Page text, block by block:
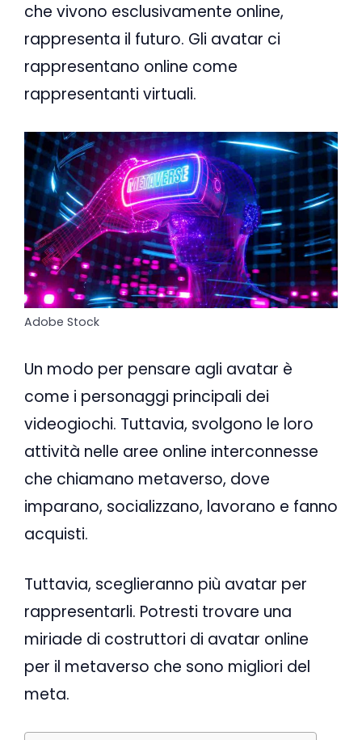
che vivono esclusivamente online,
rappresenta il futuro. Gli avatar ci
rappresentano online come
rappresentanti virtuali.
Adobe Stock
Un modo per pensare agli avatar è
come i personaggi principali dei
videogiochi. Tuttavia, svolgono le loro
attività nelle aree online interconnesse
che chiamano metaverso, dove
imparano, socializzano, lavorano e fanno
acquisti.
Tuttavia, sceglieranno più avatar per
rappresentarli. Potresti trovare una
miriade di costruttori di avatar online
per il metaverso che sono migliori del
meta.